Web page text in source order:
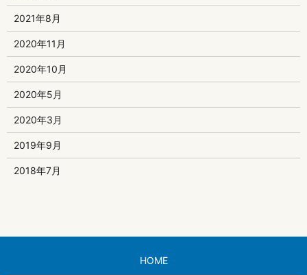
2021年8月
2020年11月
2020年10月
2020年5月
2020年3月
2019年9月
2018年7月
HOME